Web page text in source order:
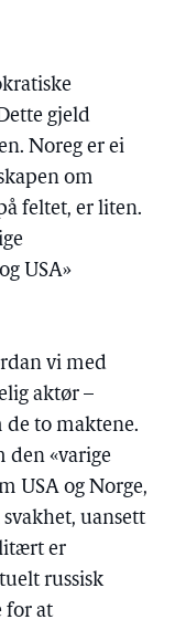
gjeld
Noreg er ei
om
feltet, er liten.
USA»
vi med
aktør –
to maktene.
den «varige
USA og Norge,
uansett
er
russisk
for at